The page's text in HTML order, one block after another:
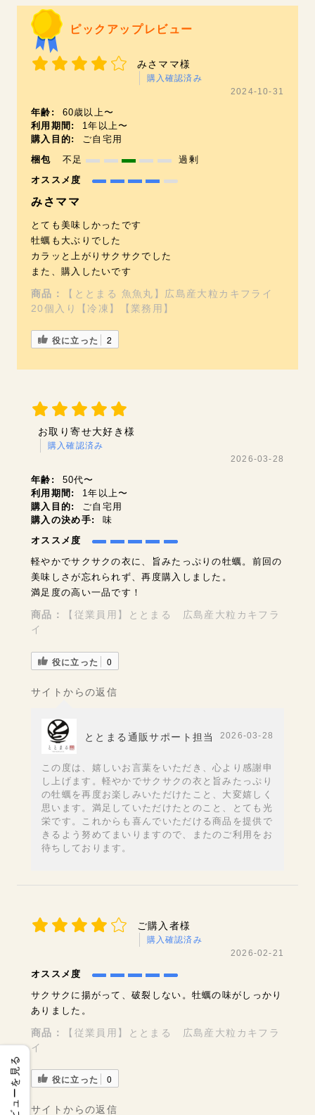
ピックアップレビュー
みさママ様
購入確認済み
2024-10-31
年齢:
60歳以上〜
利用期間:
1年以上〜
購入目的:
ご自宅用
梱包
不足
過剰
オススメ度
みさママ
とても美味しかったです
牡蠣も大ぶりでした
カラッと上がりサクサクでした
また、購入したいです
商品：
【ととまる 魚魚丸】広島産大粒カキフライ
20個入り【冷凍】【業務用】
役に立った 2
お取り寄せ大好き様
購入確認済み
2026-03-28
年齢:
50代〜
利用期間:
1年以上〜
購入目的:
ご自宅用
購入の決め手:
味
オススメ度
軽やかでサクサクの衣に、旨みたっぷりの牡蠣。前回の
美味しさが忘れられず、再度購入しました。
満足度の高い一品です！
商品：
【従業員用】ととまる 広島産大粒カキフラ
イ
役に立った 0
サイトからの返信
ととまる通販サポート担当 2026-03-28
この度は、嬉しいお言葉をいただき、心より感謝申
し上げます。軽やかでサクサクの衣と旨みたっぷり
の牡蠣を再度お楽しみいただけたこと、大変嬉しく
思います。満足していただけたとのこと、とても光
栄です。これからも喜んでいただける商品を提供で
きるよう努めてまいりますので、またのご利用をお
待ちしております。
ご購入者様
購入確認済み
2026-02-21
オススメ度
サクサクに揚がって、破裂しない。牡蠣の味がしっかり
ありました。
商品：
【従業員用】ととまる 広島産大粒カキフラ
イ
役に立った 0
サイトからの返信
レビューを見る